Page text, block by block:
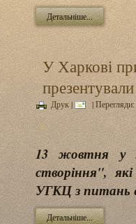
Детальніше...
У Харкові
Друк| |
13 жовтня у м.
створіння",
УГКЦ з питань
Детальніше...